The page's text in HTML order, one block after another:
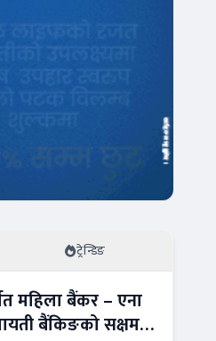
ट्रेन्डिङ
महिला बैंकर – एना
बैंकिङको सक्षम